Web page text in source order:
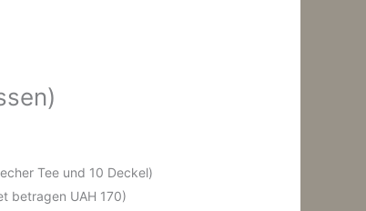
Tee und 10 Deckel)
betragen UAH 170)